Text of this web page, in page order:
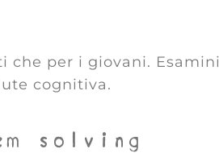
per i giovani.
cognitiva.
solving